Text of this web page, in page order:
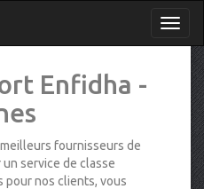
Enfidha -
fournisseurs de
service de classe
pour nos clients, vous